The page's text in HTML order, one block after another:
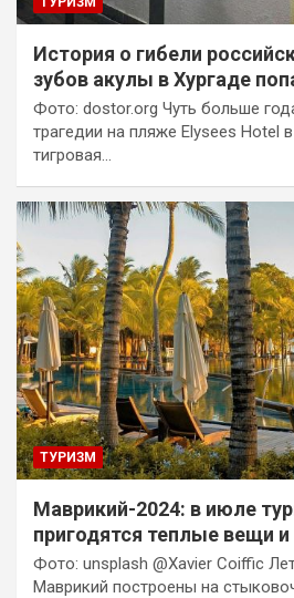
История о гибели
зубов акулы в Хургаде
Фото: dostor.org Чуть больше
трагедии на пляже Elysees Hotel
тигровая…
ТУРИЗМ
Маврикий-2024: в июле
пригодятся теплые вещи и
Фото: unsplash @Xavier Coiffic
Маврикий построены на